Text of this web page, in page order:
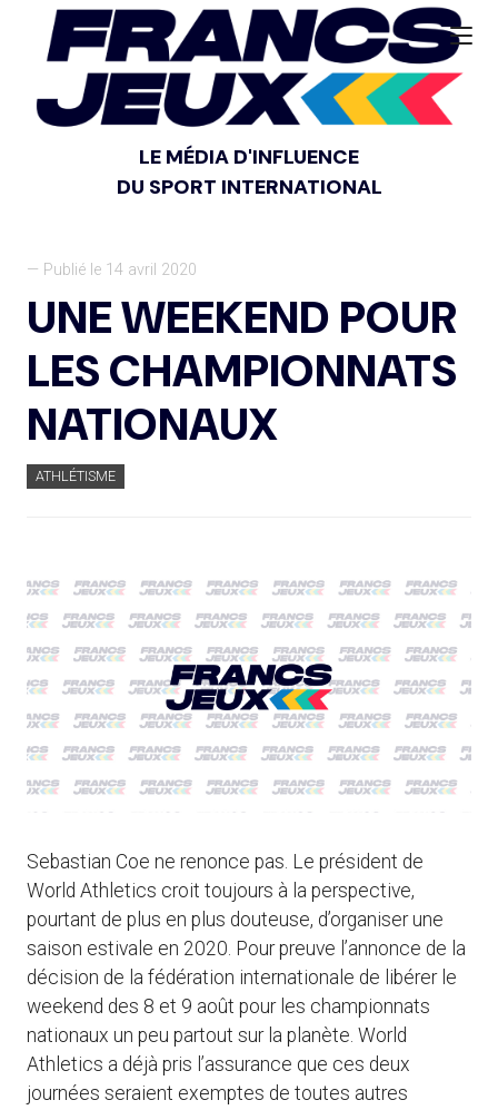
LE MÉDIA D'INFLUENCE
DU SPORT INTERNATIONAL
— Publié le 14 avril 2020
UNE WEEKEND POUR
LES CHAMPIONNATS
NATIONAUX
ATHLÉTISME
Sebastian Coe ne renonce pas. Le président de
World Athletics croit toujours à la perspective,
pourtant de plus en plus douteuse, d’organiser une
saison estivale en 2020. Pour preuve l’annonce de la
décision de la fédération internationale de libérer le
weekend des 8 et 9 août pour les championnats
nationaux un peu partout sur la planète. World
Athletics a déjà pris l’assurance que ces deux
journées seraient exemptes de toutes autres